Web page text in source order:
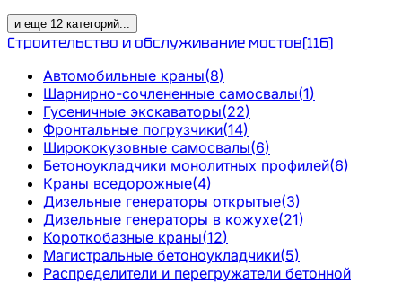
и еще 12 категорий...
Строительство и обслуживание мостов(116)
Автомобильные краны(8)
Шарнирно-сочлененные самосвалы(1)
Гусеничные экскаваторы(22)
Фронтальные погрузчики(14)
Ширококузовные самосвалы(6)
Бетоноукладчики монолитных профилей(6)
Краны вседорожные(4)
Дизельные генераторы открытые(3)
Дизельные генераторы в кожухе(21)
Короткобазные краны(12)
Магистральные бетоноукладчики(5)
Распределители и перегружатели бетонной